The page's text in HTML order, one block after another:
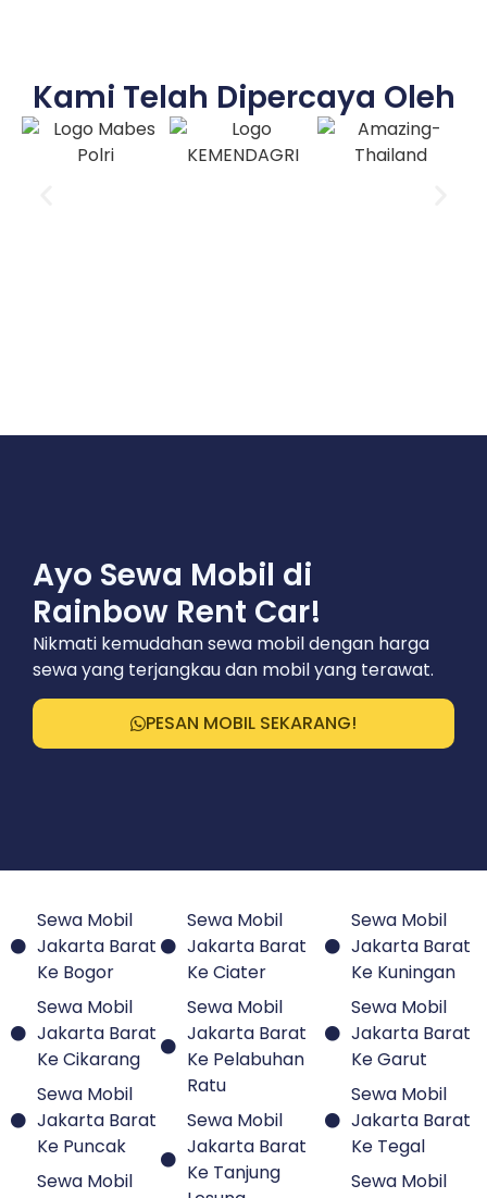
Kami Telah Dipercaya Oleh
Ayo Sewa Mobil di
Rainbow Rent Car!
Nikmati kemudahan sewa mobil dengan harga
sewa yang terjangkau dan mobil yang terawat.
PESAN MOBIL SEKARANG!
Sewa Mobil
Jakarta Barat
Ke Bogor
Sewa Mobil
Jakarta Barat
Ke Cikarang
Sewa Mobil
Jakarta Barat
Ke Puncak
Sewa Mobil
Sewa Mobil
Jakarta Barat
Ke Ciater
Sewa Mobil
Jakarta Barat
Ke Pelabuhan
Ratu
Sewa Mobil
Jakarta Barat
Ke Tanjung
Sewa Mobil
Jakarta Barat
Ke Kuningan
Sewa Mobil
Jakarta Barat
Ke Garut
Sewa Mobil
Jakarta Barat
Ke Tegal
Sewa Mobil